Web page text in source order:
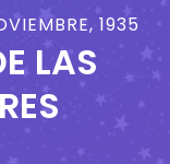
1935
LAS